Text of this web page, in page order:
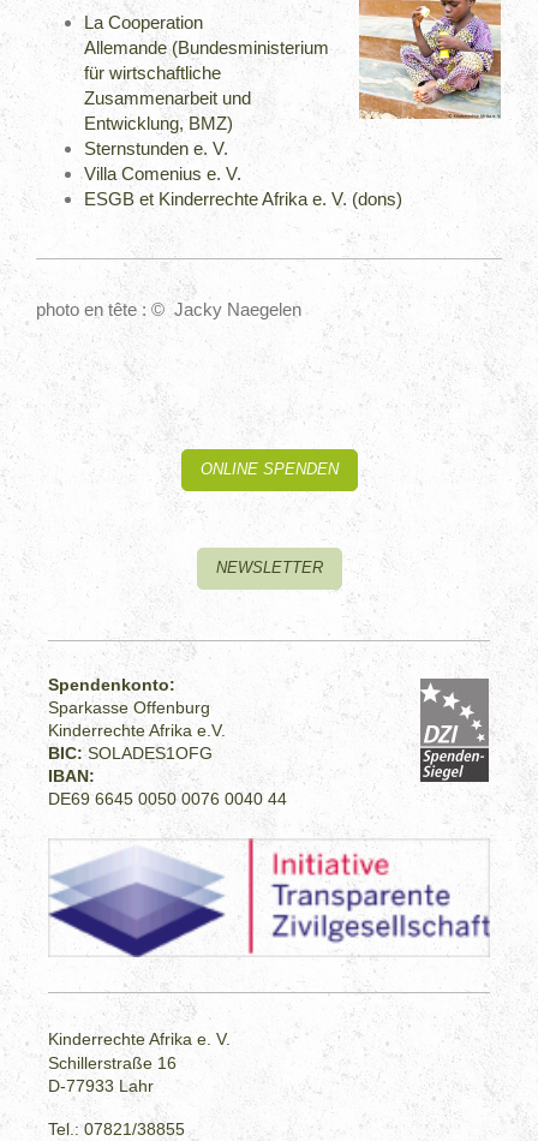
La Cooperation
Allemande (Bundesministerium
für wirtschaftliche
Zusammenarbeit und
Entwicklung, BMZ)
Sternstunden e. V.
Villa Comenius e. V.
ESGB et Kinderrechte Afrika e. V. (dons)
photo en tête :© Jacky Naegelen
ONLINE SPENDEN
NEWSLETTER
Spendenkonto:
Sparkasse Offenburg
Kinderrechte Afrika e.V.
BIC:SOLADES1OFG
IBAN:
DE69 6645 0050 0076 0040 44
Kinderrechte Afrika e. V.
Schillerstraße 16
D-77933 Lahr
Tel.: 07821/38855